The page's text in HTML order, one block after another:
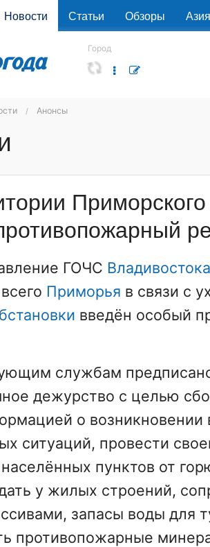
Новости Статьи Обзоры Азия
Город
Анонсы
ГОЧС Владивостока
Приморья в связи с
введён особый
службам
дежурство с целью
о
ситуаций, провести
пунктов от
у жилых строений,
запасы воды для
противопожарные